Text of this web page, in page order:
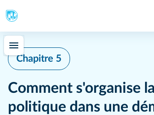
Chapitre 5
Comment s'organise
politique dans une